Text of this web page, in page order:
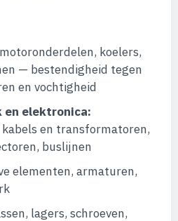
motoronderdelen, koelers,
— bestendigheid tegen
en vochtigheid
elektronica:
en transformatoren,
buslijnen
elementen, armaturen,
lagers, schroeven,